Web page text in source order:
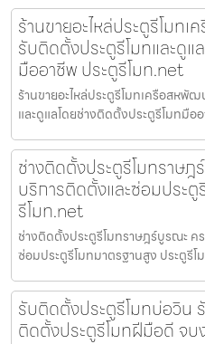
ร้านขายอะไหล่ประตูรีโม
รับติดตั้งประตูรีโมทและดูแ
มืออาชีพ ประตูรีโมท.net
ร้านขายอะไหล่ประตูรีโมทเครือสห
และดูแลโดยช่างติดตั้งประตูรีโมทมือ
ช่างติดตั้งประตูรีโมทราษ
บริการติดตั้งและซ่อมประตู
รีโมท.net
ช่างติดตั้งประตูรีโมทราษฎร์บูรณะ
ซ่อมประตูรีโมทมาตรฐานสูง ประตูรี
รับติดตั้งประตูรีโมทบ่อวิน
ติดตั้งประตูรีโมทฝีมือดี จบ